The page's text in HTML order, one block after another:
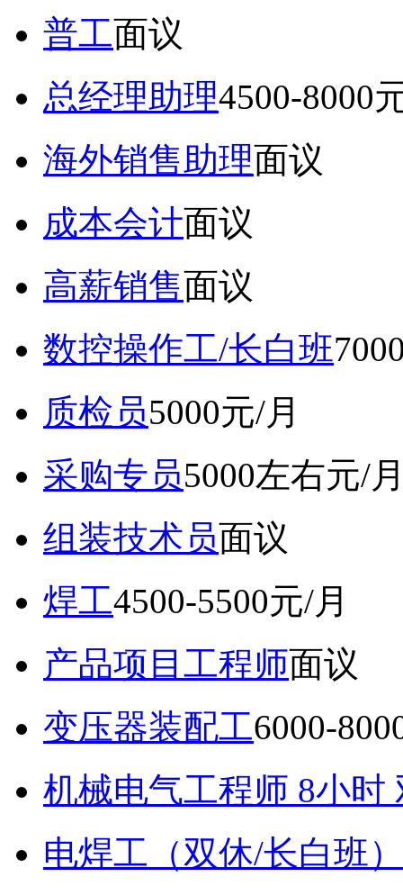
普工面议
总经理助理4500-8000
海外销售助理面议
成本会计面议
高薪销售面议
数控操作工/长白班
质检员5000元/月
采购专员5000左右元/
组装技术员面议
焊工4500-5500元/月
产品项目工程师面议
变压器装配工6000-
机械电气工程师 8小时
电焊工（双休/长白班）